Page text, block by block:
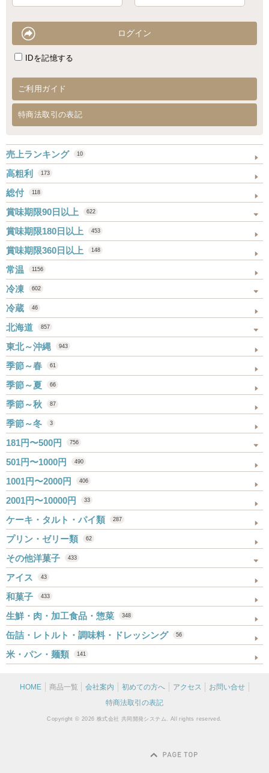
IDを記憶する
ご利用ガイド
特商法取引の表記
売上ランキング 10
高粗利 173
総付 118
賞味期限90日以上 622
賞味期限180日以上 453
賞味期限360日以上 148
常温 1156
冷凍 602
冷蔵 46
北海道 857
東北～沖縄 943
季節～春 61
季節～夏 66
季節～秋 87
季節～冬 3
181円〜500円 756
501円〜1000円 490
1001円〜2000円 406
2001円〜10000円 33
ケーキ・タルト・パイ類 287
プリン・ゼリー類 62
その他洋菓子 433
アイス 43
和菓子 433
生鮮・肉・加工食品・惣菜 348
缶詰・レトルト・調味料・ドレッシング 56
米・パン・麺類 141
HOME 商品一覧 会社案内 初めての方へ アクセス
お問い合せ
特商法取引の表記
Copyright © 2026 株式会社 共同開発システム. All rights reserved.